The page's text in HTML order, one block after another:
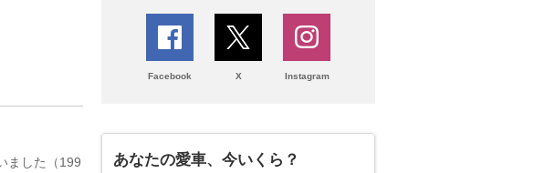
ました（199
Facebook X Instagram
あなたの愛車、今いくら？